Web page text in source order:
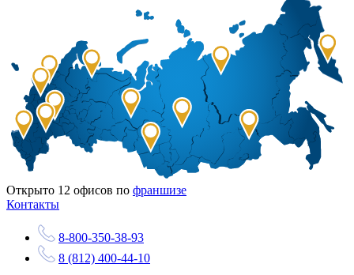
Открыто 12 офисов по франшизе
Контакты
8-800-350-38-93
8 (812) 400-44-10